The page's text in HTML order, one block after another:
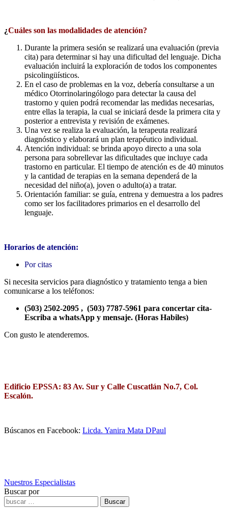
¿Cuáles son las modalidades de atención?
Durante la primera sesión se realizará una evaluación (previa
cita) para determinar si hay una dificultad del lenguaje. Dicha
evaluación incluirá la exploración de todos los componentes
psicolingüísticos.
En el caso de problemas en la voz, debería consultarse a un
médico Otorrinolaringólogo para detectar la causa del
trastorno y quien podrá recomendar las medidas necesarias,
entre ellas la terapia, la cual se iniciará desde la primera cita y
posterior a entrevista y revisión de exámenes.
Una vez se realiza la evaluación, la terapeuta realizará
diagnóstico y elaborará un plan terapéutico individual.
Atención individual: se brinda apoyo directo a una sola
persona para sobrellevar las dificultades que incluye cada
trastorno en particular. El tiempo de atención es de 40 minutos
y la cantidad de terapias en la semana dependerá de la
necesidad del niño(a), joven o adulto(a) a tratar.
Orientación familiar: se guía, entrena y demuestra a los padres
como ser los facilitadores primarios en el desarrollo del
lenguaje.
Horarios de atención:
Por citas
Si necesita servicios para diagnóstico y tratamiento tenga a bien
comunicarse a los teléfonos:
(503) 2502-2095 , (503) 7787-5961 para concertar cita-
Escriba a whatsApp y mensaje. (Horas Habiles)
Con gusto le atenderemos.
Edificio EPSSA: 83 Av. Sur y Calle Cuscatlán No.7, Col.
Escalón.
Búscanos en Facebook: Licda. Yanira Mata DPaul
Nuestros Especialistas
Buscar por
Buscar